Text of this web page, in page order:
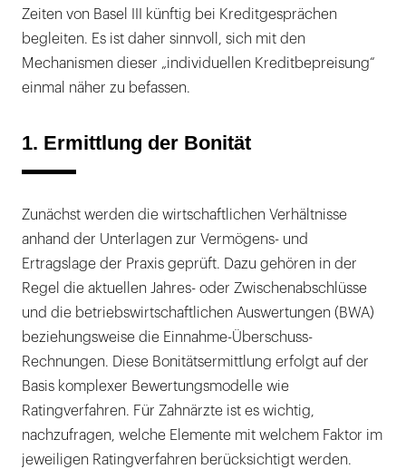
Zeiten von Basel III künftig bei Kreditgesprächen
begleiten. Es ist daher sinnvoll, sich mit den
Mechanismen dieser „individuellen Kreditbepreisung“
einmal näher zu befassen.
1. Ermittlung der Bonität
Zunächst werden die wirtschaftlichen Verhältnisse
anhand der Unterlagen zur Vermögens- und
Ertragslage der Praxis geprüft. Dazu gehören in der
Regel die aktuellen Jahres- oder Zwischenabschlüsse
und die betriebswirtschaftlichen Auswertungen (BWA)
beziehungsweise die Einnahme-Überschuss-
Rechnungen. Diese Bonitätsermittlung erfolgt auf der
Basis komplexer Bewertungsmodelle wie
Ratingverfahren. Für Zahnärzte ist es wichtig,
nachzufragen, welche Elemente mit welchem Faktor im
jeweiligen Ratingverfahren berücksichtigt werden.